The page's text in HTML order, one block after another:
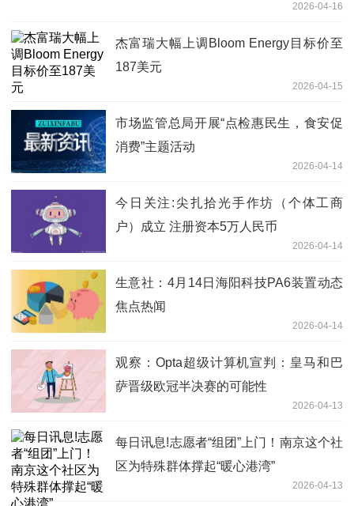
2026-04-16
杰富瑞大幅上调Bloom Energy目标价至
187美元
2026-04-15
市场监管总局开展“点检惠民生，食安促
消费”主题活动
2026-04-14
今日关注:尖扎拾光手作坊（个体工商
户）成立 注册资本5万人民币
2026-04-14
生意社：4月14日海阳科技PA6装置动态
焦点热闻
2026-04-14
观察：Opta超级计算机宣判：皇马和巴
萨晋级欧冠半决赛的可能性
2026-04-13
每日讯息!志愿者“组团”上门！南京这个社
区为特殊群体撑起“暖心港湾”
2026-04-13